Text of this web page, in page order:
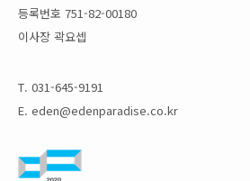
등록번호 751-82-00180
이사장 곽요셉
T. 031-645-9191
E. eden@edenparadise.co.kr